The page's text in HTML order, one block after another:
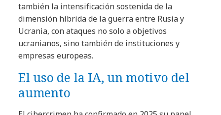
también la intensificación sostenida de la
dimensión híbrida de la guerra entre Rusia y
Ucrania, con ataques no solo a objetivos
ucranianos, sino también de instituciones y
empresas europeas.
El uso de la IA, un motivo del
aumento